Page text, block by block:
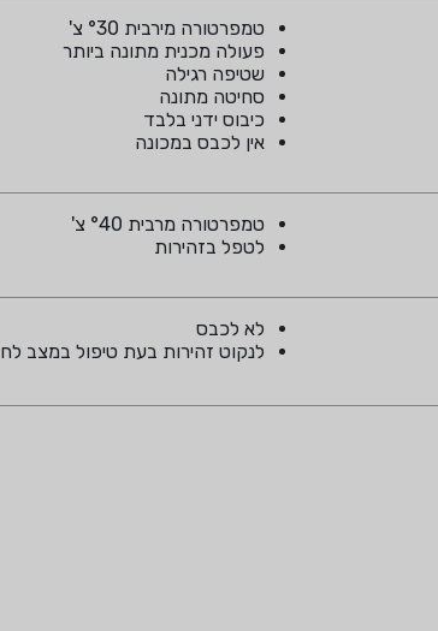
טמפרטורה מירבית °30 צ'
פעולה מכנית מתונה ביותר
שטיפה רגילה
סחיטה מתונה
כיבוס ידני בלבד
אין לכבס במכונה
טמפרטורה מרבית °40 צ'
לטפל בזהירות
לא לכבס
לנקוט זהירות בעת טיפול במצב לח